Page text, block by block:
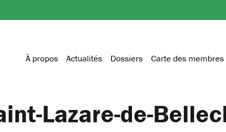
À propos Actualités Dossiers Carte des membres
Lazare-de-